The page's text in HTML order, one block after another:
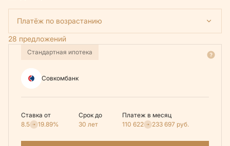
Платёж по возрастанию
28 предложений
Стандартная ипотека
Совкомбанк
Ставка от
8.5
19.89%
Срок до
30 лет
Платеж в месяц
110 622
233 697 руб.